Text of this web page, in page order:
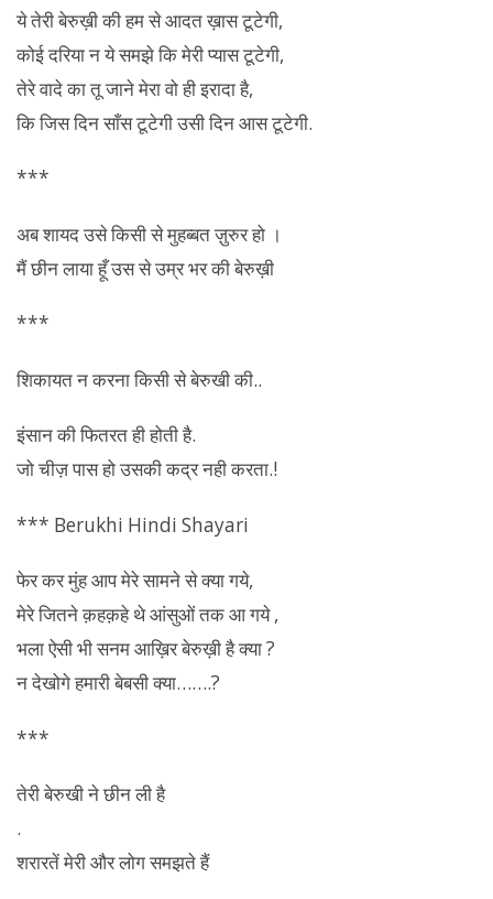
ये तेरी बेरुख़ी की हम से आदत ख़ास टूटेगी,
कोई दरिया न ये समझे कि मेरी प्यास टूटेगी,
तेरे वादे का तू जाने मेरा वो ही इरादा है,
कि जिस दिन साँस टूटेगी उसी दिन आस टूटेगी.
***
अब शायद उसे किसी से मुहब्बत ज़ुरुर हो ।
मैं छीन लाया हूँ उस से उम्र भर की बेरुख़ी
***
शिकायत न करना किसी सेबेरुखीकी..
इंसान की फितरत ही होती है.
जो चीज़ पास हो उसकी कद्र नही करता.!
*** Berukhi Hindi Shayari
फेर कर मुंह आप मेरे सामने से क्या गये,
मेरे जितने क़हक़हे थे आंसुओं तक आ गये ,
भला ऐसी भी सनम आख़िर बेरुख़ी है क्या ?
न देखोगे हमारी बेबसी क्या…….?
***
तेरीबेरुखीने छीन ली है
.
शरारतें मेरी और लोग समझते हैं